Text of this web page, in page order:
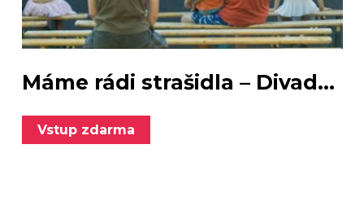
Máme rádi strašidla – Divad...
Vstup zdarma